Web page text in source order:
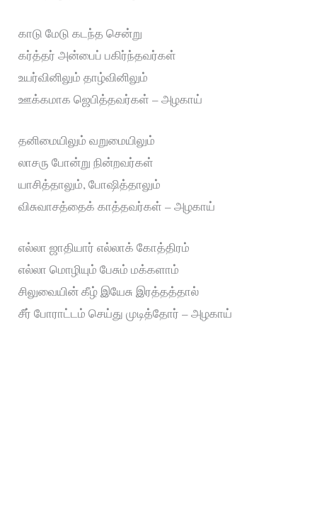
காடு மேடு கடந்த சென்று
கர்த்தர் அன்பைப் பகிர்ந்தவர்கள்
உயர்வினிலும் தாழ்வினிலும்
ஊக்கமாக ஜெபித்தவர்கள் – அழகாய்
தனிமையிலும் வறுமையிலும்
லாசரு போன்று நின்றவர்கள்
யாசித்தாலும், போஷித்தாலும்
விசுவாசத்தைக் காத்தவர்கள் – அழகாய்
எல்லா ஜாதியார் எல்லாக் கோத்திரம்
எல்லா மொழியும் பேசும் மக்களாம்
சிலுவையின் கீழ் இயேசு இரத்தத்தால்
சீர் போராட்டம் செய்து முடித்தோர் – அழகாய்